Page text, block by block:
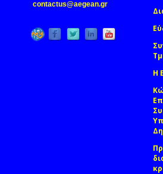
contactus@aegean.gr
Η